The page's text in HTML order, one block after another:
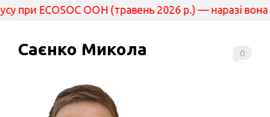
ECOSOC ООН (травень 2026 р.) — наразі вона
0
Саєнко Микола